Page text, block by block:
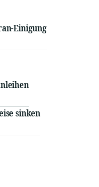
Einigung
sinken